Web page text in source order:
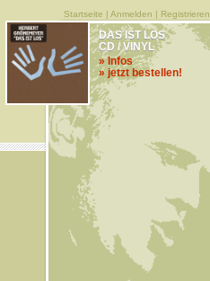
Startseite | Anmelden | Registrieren
DAS IST LOS
CD / VINYL
» Infos
» jetzt bestellen!